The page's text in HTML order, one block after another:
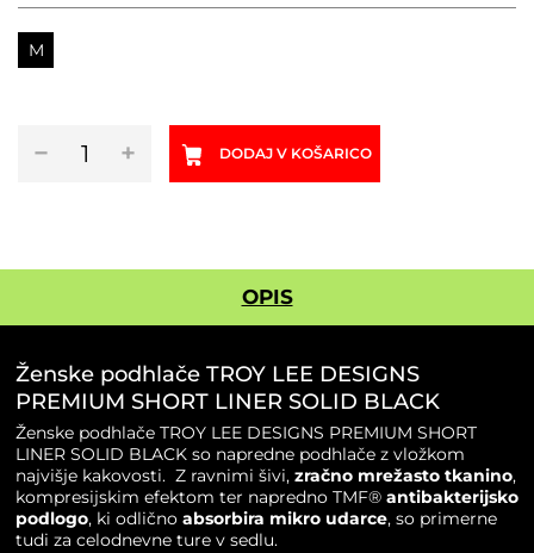
M
−
podhlače
BLACK
količina
+ DODAJ V KOŠARICO
OPIS
Ženske podhlače TROY LEE DESIGNS
PREMIUM SHORT LINER SOLID BLACK
Ženske podhlače TROY LEE DESIGNS PREMIUM SHORT
LINER SOLID BLACK so napredne podhlače z vložkom
najvišje kakovosti. Z ravnimi šivi, zračno mrežasto tkanino,
kompresijskim efektom ter napredno TMF® antibakterijsko
podlogo, ki odličnoabsorbira mikro udarce, so primerne
tudi za celodnevne ture v sedlu.